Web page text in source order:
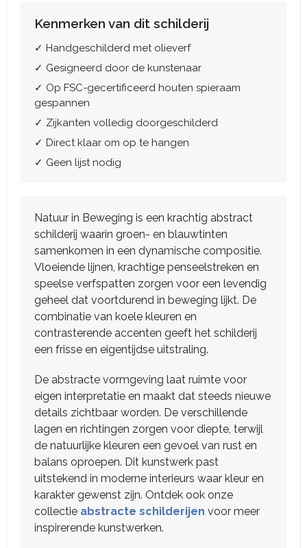
Kenmerken van dit schilderij
✓ Handgeschilderd met olieverf
✓ Gesigneerd door de kunstenaar
✓ Op FSC-gecertificeerd houten spieraam
gespannen
✓ Zijkanten volledig doorgeschilderd
✓ Direct klaar om op te hangen
✓ Geen lijst nodig
Natuur in Beweging is een krachtig abstract
schilderij waarin groen- en blauwtinten
samenkomen in een dynamische compositie.
Vloeiende lijnen, krachtige penseelstreken en
speelse verfspatten zorgen voor een levendig
geheel dat voortdurend in beweging lijkt. De
combinatie van koele kleuren en
contrasterende accenten geeft het schilderij
een frisse en eigentijdse uitstraling.
De abstracte vormgeving laat ruimte voor
eigen interpretatie en maakt dat steeds nieuwe
details zichtbaar worden. De verschillende
lagen en richtingen zorgen voor diepte, terwijl
de natuurlijke kleuren een gevoel van rust en
balans oproepen. Dit kunstwerk past
uitstekend in moderne interieurs waar kleur en
karakter gewenst zijn. Ontdek ook onze
collectie abstracte schilderijen voor meer
inspirerende kunstwerken.